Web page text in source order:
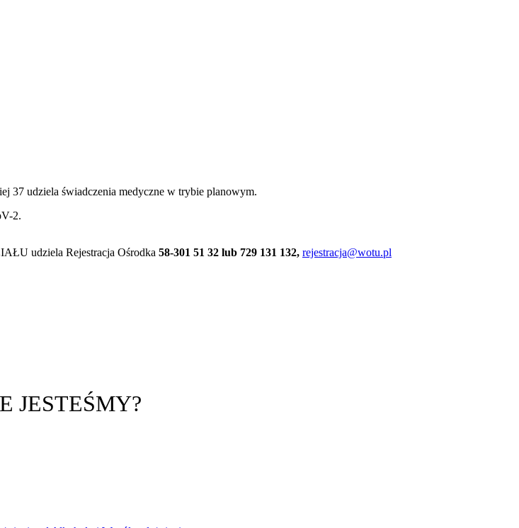
37 udziela świadczenia medyczne w trybie planowym.
2.
udziela Rejestracja Ośrodka 58-301 51 32 lub 729 131 132, rejestracja@wotu.pl
JESTEŚMY?